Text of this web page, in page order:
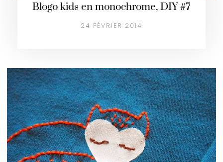
Blogo kids en monochrome, DIY #7
24 FÉVRIER 2014